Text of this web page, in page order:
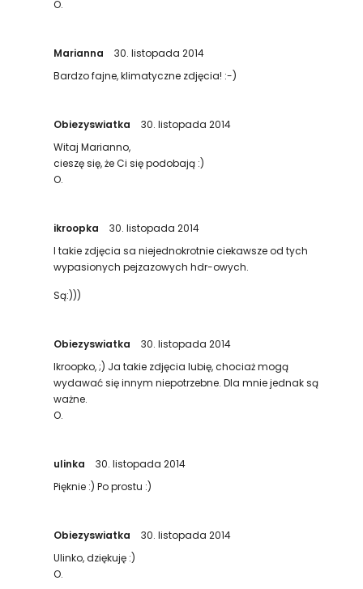
O.
Marianna
30. listopada 2014
Bardzo fajne, klimatyczne zdjęcia! :-)
Obiezyswiatka
30. listopada 2014
Witaj Marianno,
cieszę się, że Ci się podobają :)
O.
ikroopka
30. listopada 2014
I takie zdjęcia sa niejednokrotnie ciekawsze od tych
wypasionych pejzazowych hdr-owych.
Są:)))
Obiezyswiatka
30. listopada 2014
Ikroopko, ;) Ja takie zdjęcia lubię, chociaż mogą
wydawać się innym niepotrzebne. Dla mnie jednak są
ważne.
O.
ulinka
30. listopada 2014
Pięknie :) Po prostu :)
Obiezyswiatka
30. listopada 2014
Ulinko, dziękuję :)
O.